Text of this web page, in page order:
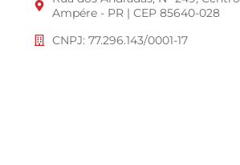
Ampére - PR | CEP 85640-028
CNPJ: 77.296.143/0001-17